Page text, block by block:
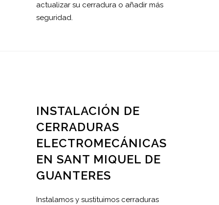
actualizar su cerradura o añadir más
seguridad.
INSTALACIÓN DE
CERRADURAS
ELECTROMECÁNICAS
EN SANT MIQUEL DE
GUANTERES
Instalamos y sustituimos cerraduras